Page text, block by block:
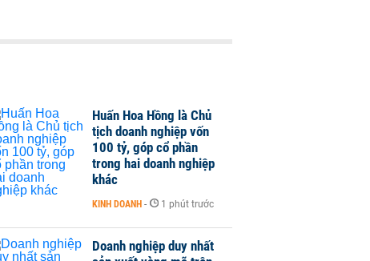
Huấn Hoa Hồng là Chủ
tịch doanh nghiệp vốn
100 tỷ, góp cổ phần
trong hai doanh nghiệp
khác
KINH DOANH - 1 phút trước
Doanh nghiệp duy nhất